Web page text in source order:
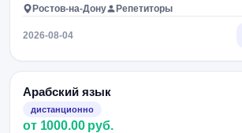
Ростов-на-Дону Репетиторы
2026-08-04
Арабский язык
дистанционно
от 1000.00 руб.